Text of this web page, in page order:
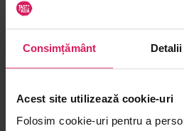
Consimțământ Detalii
Acest site utilizează cookie-uri
Folosim cookie-uri pentru a
16.04.2026 Japonia